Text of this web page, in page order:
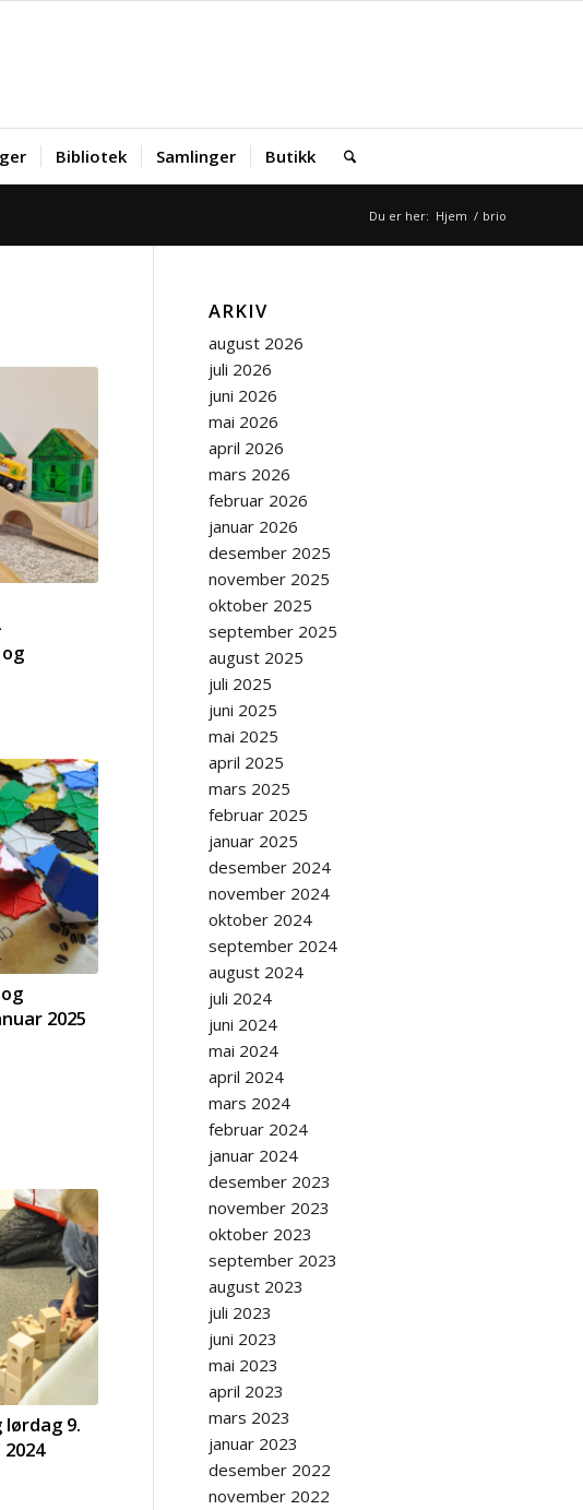
Bibliotek Samlinger Butikk
Du er her: Hjem / brio
2025
lørdag 9.
ARKIV
august 2026
juli 2026
juni 2026
mai 2026
april 2026
mars 2026
februar 2026
januar 2026
desember 2025
november 2025
oktober 2025
september 2025
august 2025
juli 2025
juni 2025
mai 2025
april 2025
mars 2025
februar 2025
januar 2025
desember 2024
november 2024
oktober 2024
september 2024
august 2024
juli 2024
juni 2024
mai 2024
april 2024
mars 2024
februar 2024
januar 2024
desember 2023
november 2023
oktober 2023
september 2023
august 2023
juli 2023
juni 2023
mai 2023
april 2023
mars 2023
januar 2023
desember 2022
november 2022